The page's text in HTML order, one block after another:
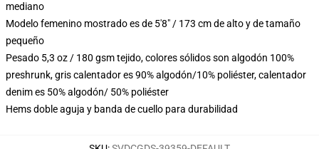
mediano
Modelo femenino mostrado es de 5'8" / 173 cm de alto y de tamaño
pequeño
Pesado 5,3 oz / 180 gsm tejido, colores sólidos son algodón 100%
preshrunk, gris calentador es 90% algodón/10% poliéster, calentador
denim es 50% algodón/ 50% poliéster
Hems doble aguja y banda de cuello para durabilidad